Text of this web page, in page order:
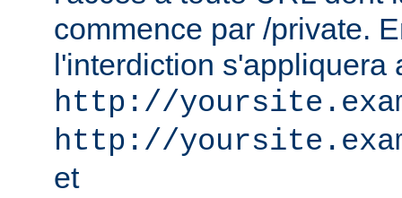
commence par /private.
l'interdiction s'appliquera
http://
http://
et